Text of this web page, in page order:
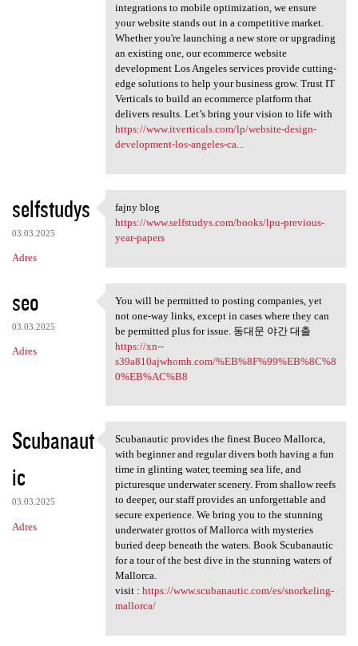
integrations to mobile optimization, we ensure
your website stands out in a competitive market.
Whether you're launching a new store or upgrading
an existing one, our ecommerce website
development Los Angeles services provide cutting-
edge solutions to help your business grow. Trust IT
Verticals to build an ecommerce platform that
delivers results. Let’s bring your vision to life with
https://www.itverticals.com/lp/website-design-
development-los-angeles-ca...
selfstudys
03.03.2025
Adres
fajny blog
fajny blog
https://www.selfstudys.com/books/lpu-previous-
year-papers
seo
03.03.2025
Adres
You will be permitted to
You will be permitted to posting companies, yet
not one-way links, except in cases where they can
be permitted plus for issue. 동대문 야간 대출
https://xn--
s39a810ajwhomh.com/%EB%8F%99%EB%8C%8
0%EB%AC%B8
Scubanaut
ic
03.03.2025
Adres
Scubanautic provides the
Scubanautic provides the finest Buceo Mallorca,
with beginner and regular divers both having a fun
time in glinting water, teeming sea life, and
picturesque underwater scenery. From shallow reefs
to deeper, our staff provides an unforgettable and
secure experience. We bring you to the stunning
underwater grottos of Mallorca with mysteries
buried deep beneath the waters. Book Scubanautic
for a tour of the best dive in the stunning waters of
Mallorca.
visit : https://www.scubanautic.com/es/snorkeling-
mallorca/